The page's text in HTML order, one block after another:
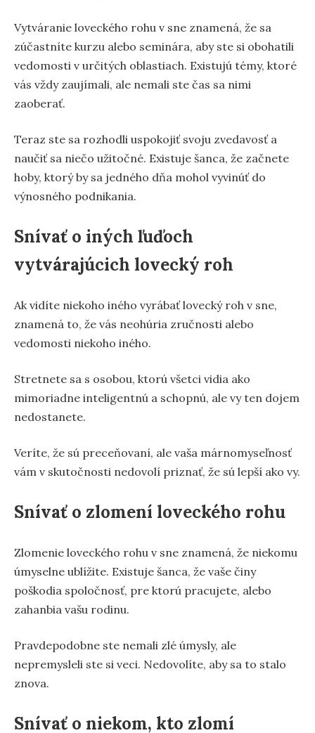
Vytváranie loveckého rohu v sne znamená, že sa
zúčastníte kurzu alebo seminára, aby ste si obohatili
vedomosti v určitých oblastiach. Existujú témy, ktoré
vás vždy zaujímali, ale nemali ste čas sa nimi
zaoberať.
Teraz ste sa rozhodli uspokojiť svoju zvedavosť a
naučiť sa niečo užitočné. Existuje šanca, že začnete
hoby, ktorý by sa jedného dňa mohol vyvinúť do
výnosného podnikania.
Snívať o iných ľuďoch
vytvárajúcich lovecký roh
Ak vidíte niekoho iného vyrábať lovecký roh v sne,
znamená to, že vás neohúria zručnosti alebo
vedomosti niekoho iného.
Stretnete sa s osobou, ktorú všetci vidia ako
mimoriadne inteligentnú a schopnú, ale vy ten dojem
nedostanete.
Veríte, že sú preceňovaní, ale vaša márnomyseľnosť
vám v skutočnosti nedovolí priznať, že sú lepší ako vy.
Snívať o zlomení loveckého rohu
Zlomenie loveckého rohu v sne znamená, že niekomu
úmyselne ublížite. Existuje šanca, že vaše činy
poškodia spoločnosť, pre ktorú pracujete, alebo
zahanbia vašu rodinu.
Pravdepodobne ste nemali zlé úmysly, ale
nepremysleli ste si veci. Nedovolíte, aby sa to stalo
znova.
Snívať o niekom, kto zlomí